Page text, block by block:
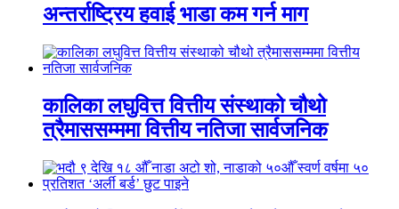
अन्तर्राष्ट्रिय हवाई भाडा कम गर्न माग
कालिका लघुवित्त वित्तीय संस्थाको चौथो
त्रैमाससम्ममा वित्तीय नतिजा सार्वजनिक